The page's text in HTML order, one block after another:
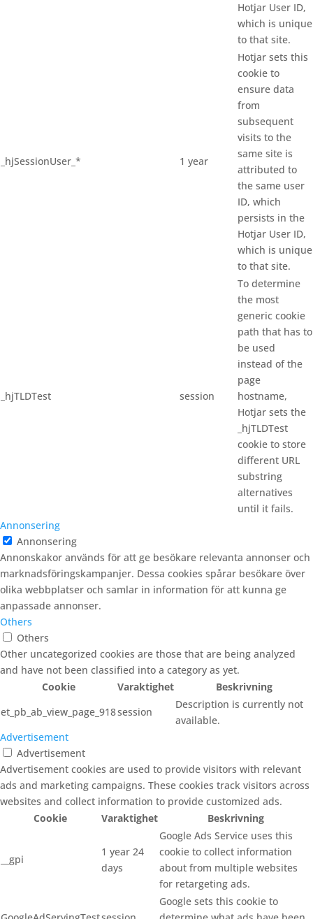
Hotjar User ID,
which is unique
to that site.
_hjSessionUser_* 1 year
Hotjar sets this
cookie to
ensure data
from
subsequent
visits to the
same site is
attributed to
the same user
ID, which
persists in the
Hotjar User ID,
which is unique
to that site.
_hjTLDTest session
To determine
the most
generic cookie
path that has to
be used
instead of the
page
hostname,
Hotjar sets the
_hjTLDTest
cookie to store
different URL
substring
alternatives
until it fails.
Annonsering
Annonsering
Annonskakor används för att ge besökare relevanta annonser och
marknadsföringskampanjer. Dessa cookies spårar besökare över
olika webbplatser och samlar in information för att kunna ge
anpassade annonser.
Others
Others
Other uncategorized cookies are those that are being analyzed
and have not been classified into a category as yet.
Cookie
Varaktighet
Beskrivning
et_pb_ab_view_page_918session
Description is currently not
available.
Advertisement
Advertisement
Advertisement cookies are used to provide visitors with relevant
ads and marketing campaigns. These cookies track visitors across
websites and collect information to provide customized ads.
Cookie
Varaktighet Beskrivning
__gpi
1 year 24
days
Google Ads Service uses this
cookie to collect information
about from multiple websites
for retargeting ads.
Google sets this cookie to